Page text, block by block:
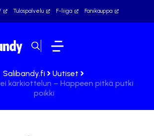
Tulospalvelu F-liiga Fanikauppa
Salibandy.fi
Uutiset
kärkiottelun – Happeen pitkä putki
poikki